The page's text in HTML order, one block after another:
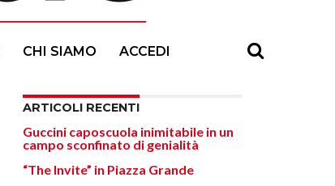
CHI SIAMO ACCEDI
ARTICOLI RECENTI
Guccini caposcuola inimitabile in un
campo sconfinato di genialità
“The Invite” in Piazza Grande